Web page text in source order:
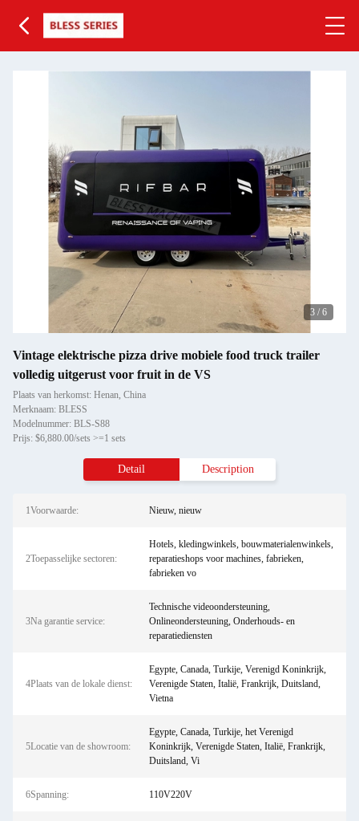
3 / 6
Vintage elektrische pizza drive mobiele food truck trailer
volledig uitgerust voor fruit in de VS
Plaats van herkomst: Henan, China
Merknaam: BLESS
Modelnummer: BLS-S88
Prijs: $6,880.00/sets >=1 sets
Detail Description
1Voorwaarde: Nieuw, nieuw
2Toepasselijke sectoren:
Hotels, kledingwinkels, bouwmaterialenwinkels,
reparatieshops voor machines, fabrieken,
fabrieken vo
3Na garantie service:
Technische videoondersteuning,
Onlineondersteuning, Onderhouds- en
reparatiediensten
4Plaats van de lokale dienst:
Egypte, Canada, Turkije, Verenigd Koninkrijk,
Verenigde Staten, Italië, Frankrijk, Duitsland,
Vietna
5Locatie van de showroom:
Egypte, Canada, Turkije, het Verenigd
Koninkrijk, Verenigde Staten, Italië, Frankrijk,
Duitsland, Vi
6Spanning: 110V220V